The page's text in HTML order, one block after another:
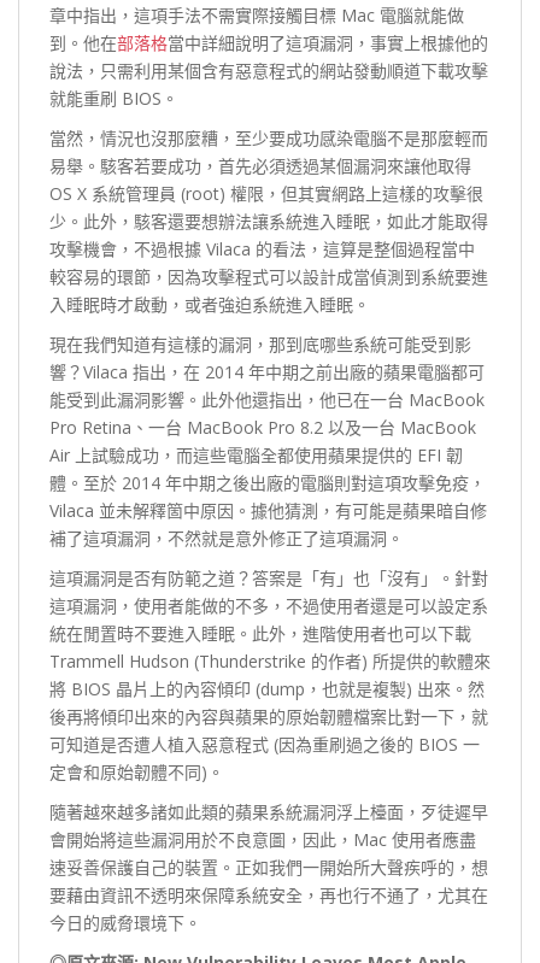
章中指出，這項手法不需實際接觸目標 Mac 電腦就能做
到。他在部落格當中詳細說明了這項漏洞，事實上根據他的
說法，只需利用某個含有惡意程式的網站發動順道下載攻擊
就能重刷 BIOS。
當然，情況也沒那麼糟，至少要成功感染電腦不是那麼輕而
易舉。駭客若要成功，首先必須透過某個漏洞來讓他取得
OS X 系統管理員 (root) 權限，但其實網路上這樣的攻擊很
少。此外，駭客還要想辦法讓系統進入睡眠，如此才能取得
攻擊機會，不過根據 Vilaca 的看法，這算是整個過程當中
較容易的環節，因為攻擊程式可以設計成當偵測到系統要進
入睡眠時才啟動，或者強迫系統進入睡眠。
現在我們知道有這樣的漏洞，那到底哪些系統可能受到影
響？Vilaca 指出，在 2014 年中期之前出廠的蘋果電腦都可
能受到此漏洞影響。此外他還指出，他已在一台 MacBook
Pro Retina、一台 MacBook Pro 8.2 以及一台 MacBook
Air 上試驗成功，而這些電腦全都使用蘋果提供的 EFI 韌
體。至於 2014 年中期之後出廠的電腦則對這項攻擊免疫，
Vilaca 並未解釋箇中原因。據他猜測，有可能是蘋果暗自修
補了這項漏洞，不然就是意外修正了這項漏洞。
這項漏洞是否有防範之道？答案是「有」也「沒有」。針對
這項漏洞，使用者能做的不多，不過使用者還是可以設定系
統在閒置時不要進入睡眠。此外，進階使用者也可以下載
Trammell Hudson (Thunderstrike 的作者) 所提供的軟體來
將 BIOS 晶片上的內容傾印 (dump，也就是複製) 出來。然
後再將傾印出來的內容與蘋果的原始韌體檔案比對一下，就
可知道是否遭人植入惡意程式 (因為重刷過之後的 BIOS 一
定會和原始韌體不同)。
隨著越來越多諸如此類的蘋果系統漏洞浮上檯面，歹徒遲早
會開始將這些漏洞用於不良意圖，因此，Mac 使用者應盡
速妥善保護自己的裝置。正如我們一開始所大聲疾呼的，想
要藉由資訊不透明來保障系統安全，再也行不通了，尤其在
今日的威脅環境下。